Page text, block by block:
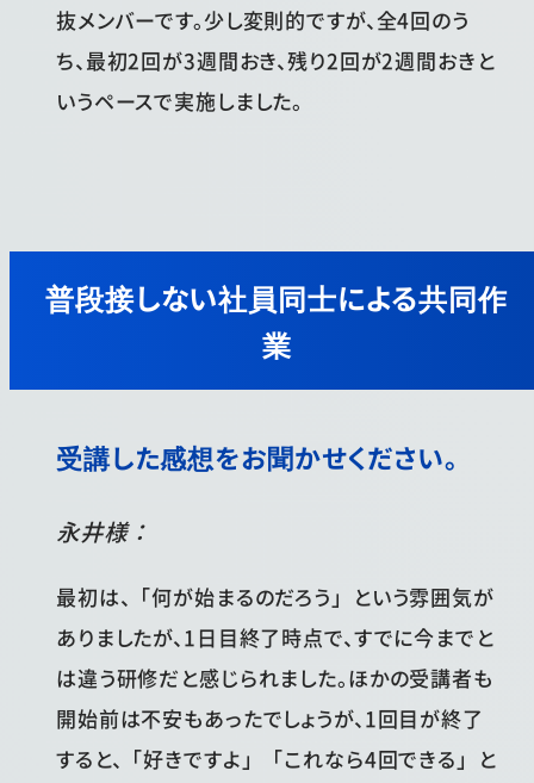
抜メンバーです。少し変則的ですが、全4回のう
ち、最初2回が3週間おき、残り2回が2週間おきと
いうペースで実施しました。
普段接しない社員同士による共同作
業
受講した感想をお聞かせください。
永井様：
最初は、「何が始まるのだろう」という雰囲気が
ありましたが、1日目終了時点で、すでに今までと
は違う研修だと感じられました。ほかの受講者も
開始前は不安もあったでしょうが、1回目が終了
すると、「好きですよ」「これなら4回できる」と